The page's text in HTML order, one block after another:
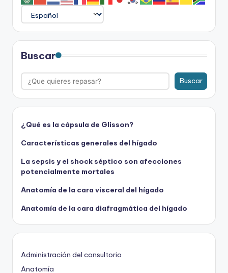
Buscar
Buscar
¿Qué es la cápsula de Glisson?
Características generales del hígado
La sepsis y el shock séptico son afecciones
potencialmente mortales
Anatomía de la cara visceral del hígado
Anatomía de la cara diafragmática del hígado
Administración del consultorio
Anatomía